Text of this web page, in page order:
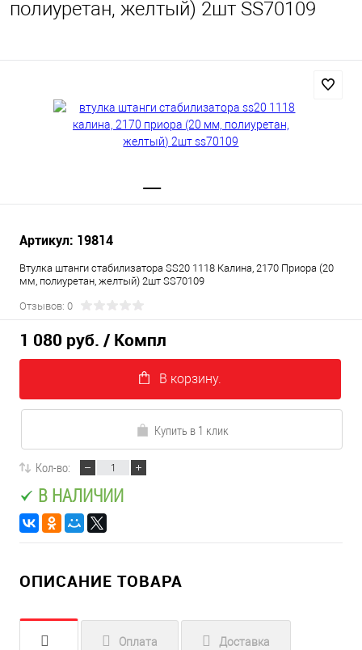
полиуретан, желтый) 2шт SS70109
Артикул: 19814
Втулка штанги стабилизатора SS20 1118 Калина, 2170 Приора (20
мм, полиуретан, желтый) 2шт SS70109
Отзывов: 0
1 080 руб. / Компл
В корзину.
Купить в 1 клик
Кол-во:
В НАЛИЧИИ
ОПИСАНИЕ ТОВАРА
Оплата Доставка